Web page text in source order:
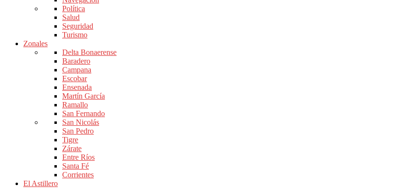
Política
Salud
Seguridad
Turismo
Zonales
Delta Bonaerense
Baradero
Campana
Escobar
Ensenada
Martín García
Ramallo
San Fernando
San Nicolás
San Pedro
Tigre
Zárate
Entre Ríos
Santa Fé
Corrientes
El Astillero